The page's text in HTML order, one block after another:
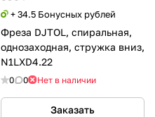
+ 34.5 Бонусных рублей
Фреза DJTOL, спиральная,
однозаходная, стружка вниз,
N1LXD4.22
0 0 Нет в наличии
Заказать